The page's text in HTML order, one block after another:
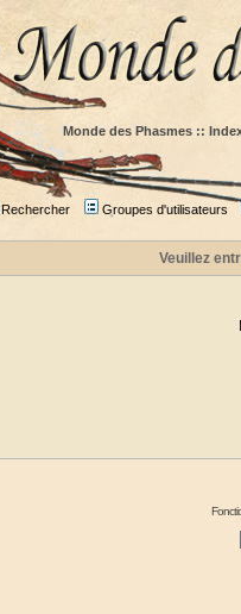
Monde des Phasmes ::
Rechercher Groupes d'utilisateurs
Veuillez